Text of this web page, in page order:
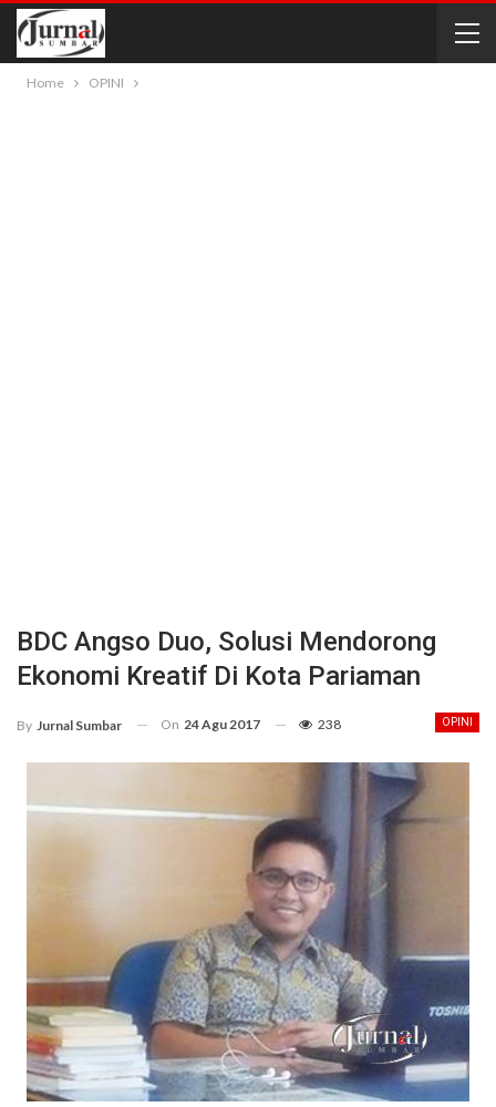
Home OPINI
BDC Angso Duo, Solusi Mendorong
Ekonomi Kreatif Di Kota Pariaman
OPINI
By Jurnal Sumbar On 24 Agu 2017 238